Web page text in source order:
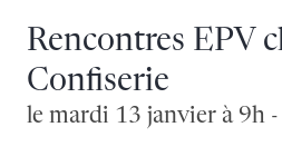
Rencontres EPV
Confiserie
le mardi 13 janvier à 9h